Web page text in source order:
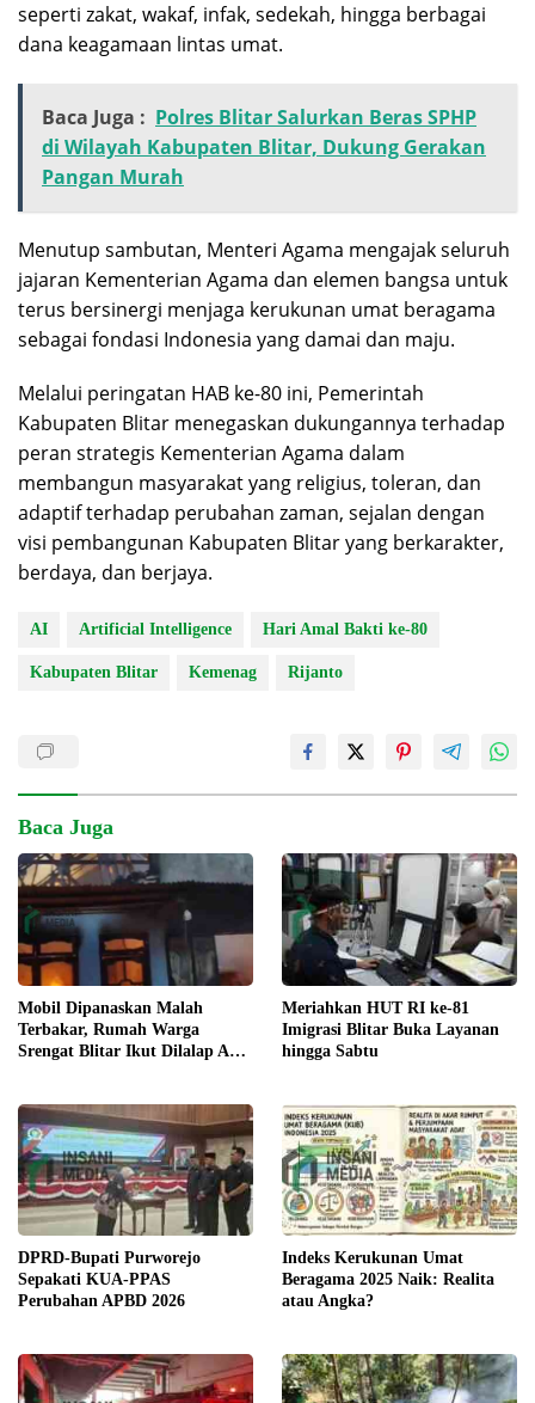
seperti zakat, wakaf, infak, sedekah, hingga berbagai
dana keagamaan lintas umat.
Baca Juga : Polres Blitar Salurkan Beras SPHP
di Wilayah Kabupaten Blitar, Dukung Gerakan
Pangan Murah
Menutup sambutan, Menteri Agama mengajak seluruh
jajaran Kementerian Agama dan elemen bangsa untuk
terus bersinergi menjaga kerukunan umat beragama
sebagai fondasi Indonesia yang damai dan maju.
Melalui peringatan HAB ke-80 ini, Pemerintah
Kabupaten Blitar menegaskan dukungannya terhadap
peran strategis Kementerian Agama dalam
membangun masyarakat yang religius, toleran, dan
adaptif terhadap perubahan zaman, sejalan dengan
visi pembangunan Kabupaten Blitar yang berkarakter,
berdaya, dan berjaya.
AI Artificial Intelligence Hari Amal Bakti ke-80
Kabupaten Blitar Kemenag Rijanto
Baca Juga
Mobil Dipanaskan Malah
Terbakar, Rumah Warga
Srengat Blitar Ikut Dilalap Api,
Meriahkan HUT RI ke-81
Imigrasi Blitar Buka Layanan
hingga Sabtu
DPRD-Bupati Purworejo
Sepakati KUA-PPAS
Perubahan APBD 2026
Indeks Kerukunan Umat
Beragama 2025 Naik: Realita
atau Angka?